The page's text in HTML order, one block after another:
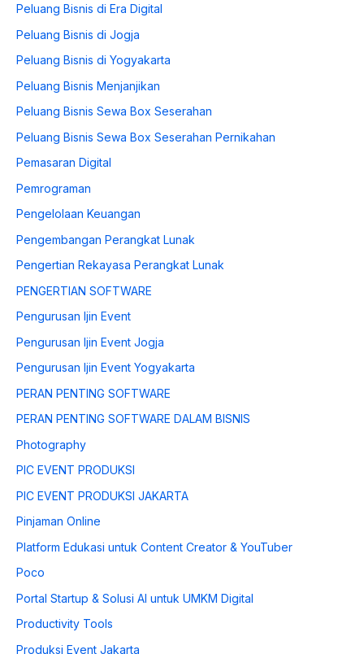
Peluang Bisnis di Era Digital
Peluang Bisnis di Jogja
Peluang Bisnis di Yogyakarta
Peluang Bisnis Menjanjikan
Peluang Bisnis Sewa Box Seserahan
Peluang Bisnis Sewa Box Seserahan Pernikahan
Pemasaran Digital
Pemrograman
Pengelolaan Keuangan
Pengembangan Perangkat Lunak
Pengertian Rekayasa Perangkat Lunak
PENGERTIAN SOFTWARE
Pengurusan Ijin Event
Pengurusan Ijin Event Jogja
Pengurusan Ijin Event Yogyakarta
PERAN PENTING SOFTWARE
PERAN PENTING SOFTWARE DALAM BISNIS
Photography
PIC EVENT PRODUKSI
PIC EVENT PRODUKSI JAKARTA
Pinjaman Online
Platform Edukasi untuk Content Creator & YouTuber
Poco
Portal Startup & Solusi AI untuk UMKM Digital
Productivity Tools
Produksi Event Jakarta